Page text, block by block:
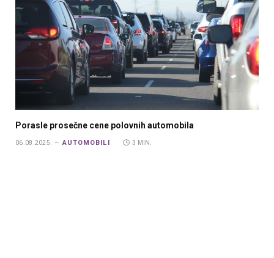
Porasle prosečne cene polovnih automobila
06.08.2025. AUTOMOBILI 3 MIN.